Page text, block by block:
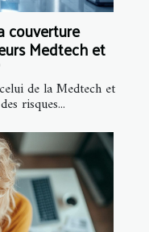
couverture
Medtech et
de la Medtech et
risques...